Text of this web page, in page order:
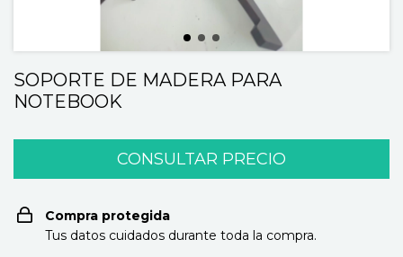
SOPORTE DE MADERA PARA
NOTEBOOK
Compra protegida
Tus datos cuidados durante toda la compra.